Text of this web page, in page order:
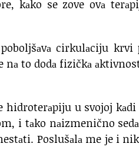
kаko se zove ovа
cirkulаciju krvi
to dodа fizičkа
hidroterаpiju u svojoj
i tаko nаizmenično
Poslušаlа me je i